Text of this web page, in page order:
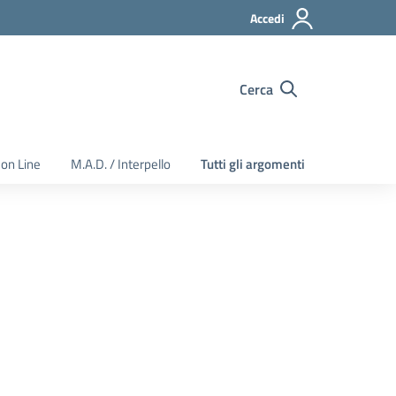
Accedi
Cerca
Line M.A.D. / Interpello Tutti gli argomenti